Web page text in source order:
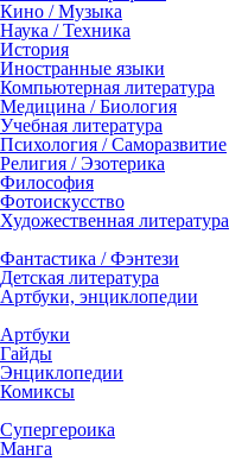
Кино / Музыка
Наука / Техника
История
Иностранные языки
Компьютерная литература
Медицина / Биология
Учебная литература
Психология / Саморазвитие
Религия / Эзотерика
Философия
Фотоискусство
Художественная литература
Фантастика / Фэнтези
Детская литература
Артбуки, энциклопедии
Артбуки
Гайды
Энциклопедии
Комиксы
Супергероика
Манга